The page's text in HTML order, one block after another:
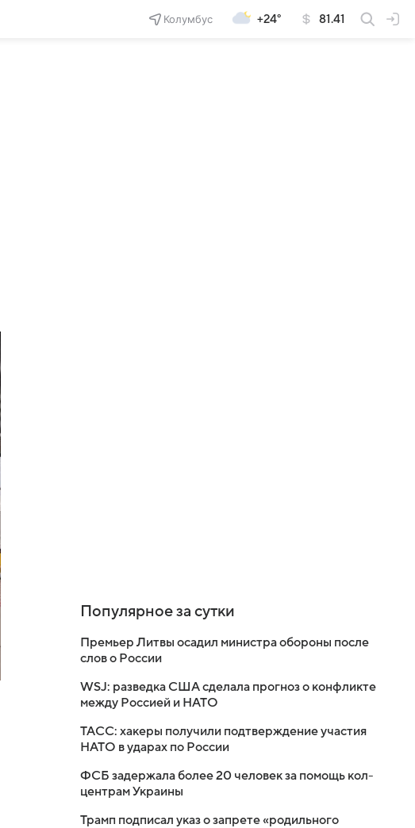
Колумбус +24° 81.41
Популярное за сутки
Премьер Литвы осадил министра обороны после
слов о России
WSJ: разведка США сделала прогноз о конфликте
между Россией и НАТО
ТАСС: хакеры получили подтверждение участия
НАТО в ударах по России
ФСБ задержала более 20 человек за помощь кол-
центрам Украины
Трамп подписал указ о запрете «родильного